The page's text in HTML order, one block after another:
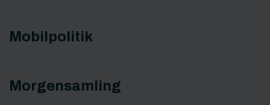
Mobilpolitik
Morgensamling